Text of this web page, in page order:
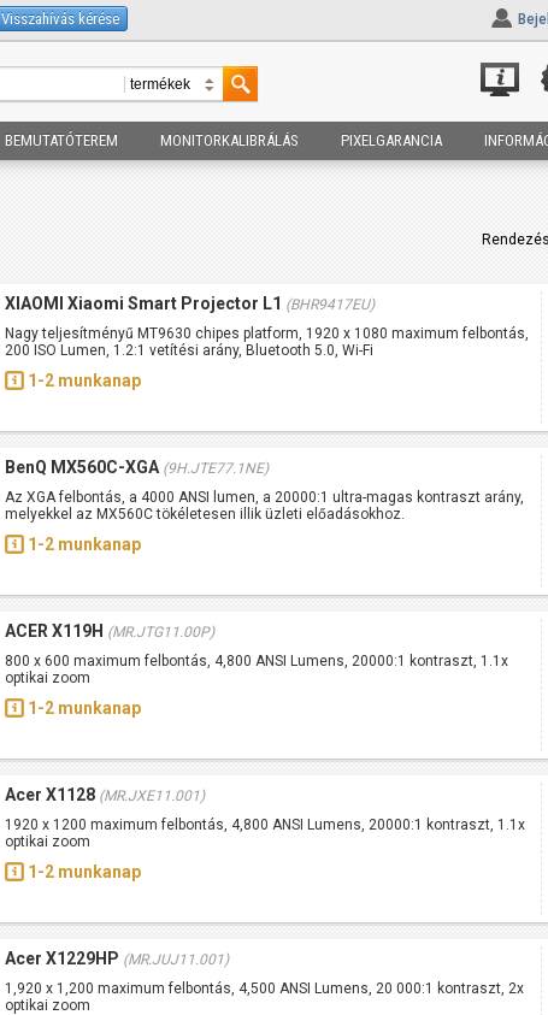
Visszahívás kérése
BEMUTATÓTEREM MONITORKALIBRÁLÁS PIXELGARANCIA
Rendezés
XIAOMI Xiaomi Smart Projector L1 (BHR9417EU)
Nagy teljesítményű MT9630 chipes platform, 1920 x 1080 maximum felbontás,
200 ISO Lumen, 1.2:1 vetítési arány, Bluetooth 5.0, Wi-Fi
1-2 munkanap
BenQ MX560C-XGA (9H.JTE77.1NE)
Az XGA felbontás, a 4000 ANSI lumen, a 20000:1 ultra-magas kontraszt arány,
melyekkel az MX560C tökéletesen illik üzleti előadásokhoz.
1-2 munkanap
ACER X119H (MR.JTG11.00P)
800 x 600 maximum felbontás, 4,800 ANSI Lumens, 20000:1 kontraszt, 1.1x
optikai zoom
1-2 munkanap
Acer X1128 (MR.JXE11.001)
1920 x 1200 maximum felbontás, 4,800 ANSI Lumens, 20000:1 kontraszt, 1.1x
optikai zoom
1-2 munkanap
Acer X1229HP (MR.JUJ11.001)
1,920 x 1,200 maximum felbontás, 4,500 ANSI Lumens, 20 000:1 kontraszt, 2x
optikai zoom